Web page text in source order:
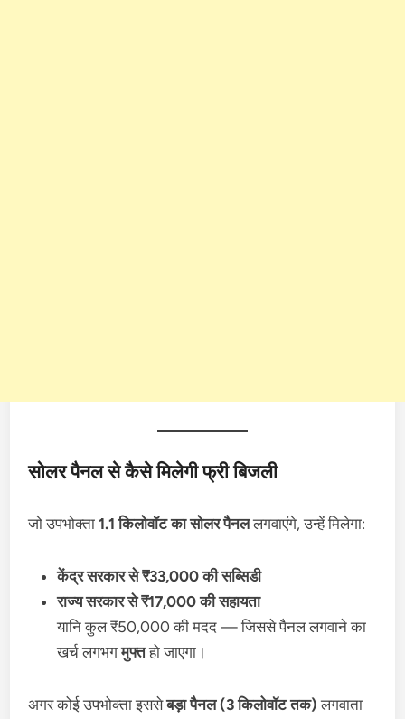
सोलर पैनल से कैसे मिलेगी फ्री बिजली
जो उपभोक्ता1.1 किलोवॉट का सोलर पैनललगवाएंगे, उन्हें मिलेगा:
केंद्र सरकार से ₹33,000 की सब्सिडी
राज्य सरकार से ₹17,000 की सहायता
यानि कुल ₹50,000 की मदद — जिससे पैनल लगवाने का
खर्च लगभगमुफ्तहो जाएगा।
अगर कोई उपभोक्ता इससेबड़ा पैनल (3 किलोवॉट तक) लगवाता